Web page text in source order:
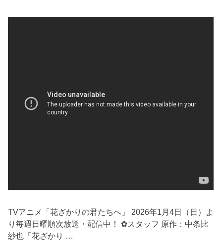
TVアニメ「花ざかりの君たちへ」 2026年1月4日（日）よ
り毎週日曜順次放送・配信中！ ✿スタッフ 原作：中条比
紗也「花ざかり …